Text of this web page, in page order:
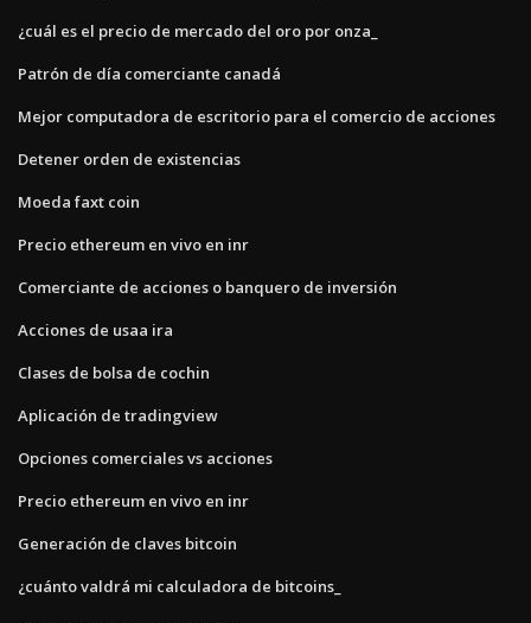
¿cuál es el precio de mercado del oro por onza_
Patrón de día comerciante canadá
Mejor computadora de escritorio para el comercio de acciones
Detener orden de existencias
Moeda faxt coin
Precio ethereum en vivo en inr
Comerciante de acciones o banquero de inversión
Acciones de usaa ira
Clases de bolsa de cochin
Aplicación de tradingview
Opciones comerciales vs acciones
Precio ethereum en vivo en inr
Generación de claves bitcoin
¿cuánto valdrá mi calculadora de bitcoins_